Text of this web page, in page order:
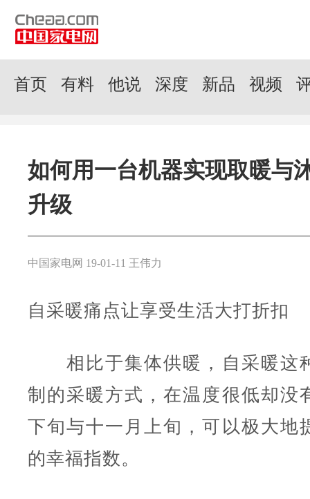
首页 有料 他说 深度 新品 视频
如何用一台机器实现取暖与
升级
中国家电网 19-01-11 王伟力
自采暖痛点让享受生活大打折扣
相比于集体供暖，自采暖这
制的采暖方式，在温度很低却没
下旬与十一月上旬，可以极大地
的幸福指数。